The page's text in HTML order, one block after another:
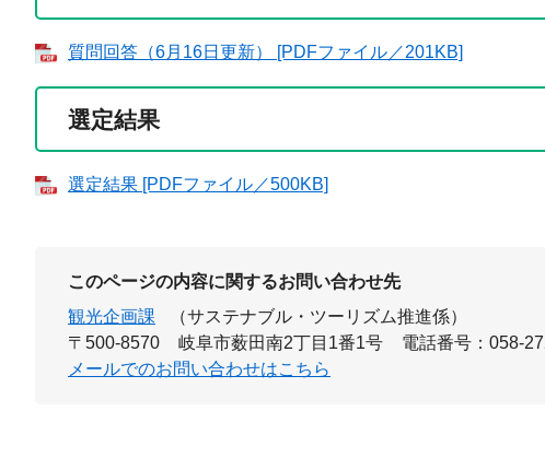
質問回答（6月16日更新） [PDFファイル／201KB]
選定結果
選定結果 [PDFファイル／500KB]
このページの内容に関するお問い合わせ先
観光企画課
（サステナブル・ツーリズム推進係）
〒500-8570
岐阜市薮田南2丁目1番1号 電話番号：058-
メールでのお問い合わせはこちら